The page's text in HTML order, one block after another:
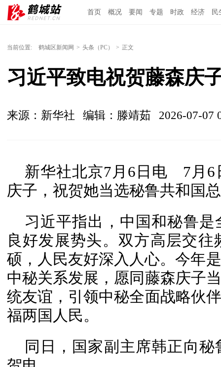
首页 概况 要闻 专题 时政 经济 民
当前位置: 鹤城区新闻网 > 头条（PC） > 正文
习近平致电祝贺藤森庆
来源：新华社 编辑：滕靖茹 2026-07-07
新华社北京7月6日电 7月6
庆子，祝贺她当选秘鲁共和国
习近平指出，中国和秘鲁
良好发展势头。双方高层交
硕，人民友好深入人心。今年
中秘关系发展，愿同藤森庆子
统友谊，引领中秘全面战略伙
福两国人民。
同日，国家副主席韩正向